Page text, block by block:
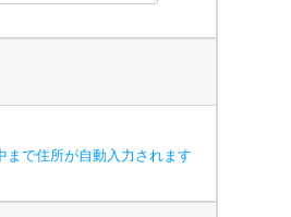
まで住所が自動入力されます